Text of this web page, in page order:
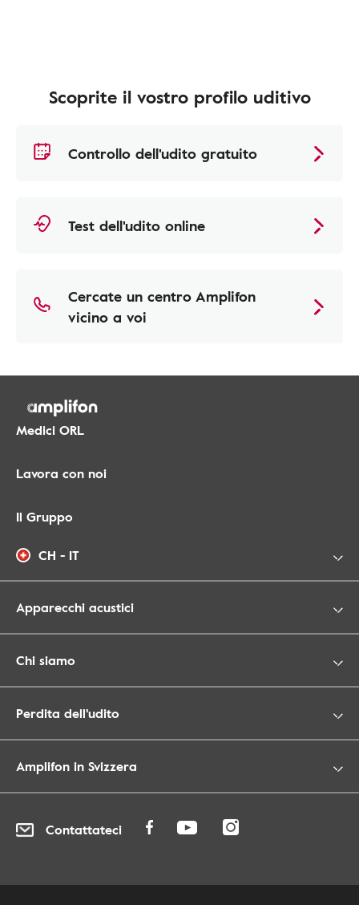
Scoprite il vostro profilo uditivo
Controllo dell'udito gratuito
Test dell'udito online
Cercate un centro Amplifon
vicino a voi
Medici ORL
Lavora con noi
Il Gruppo
CH - IT
Apparecchi acustici
Chi siamo
Perdita dell'udito
Amplifon in Svizzera
Contattateci